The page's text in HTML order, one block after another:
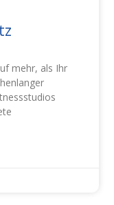
mehr, als Ihr